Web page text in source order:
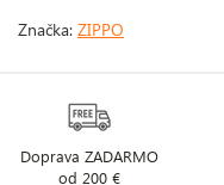
Značka: ZIPPO
Doprava ZADARMO
od 200 €